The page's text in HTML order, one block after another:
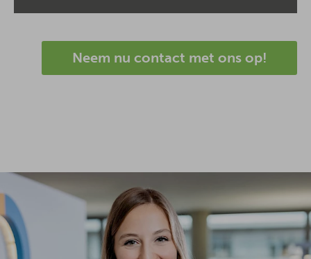
Neem nu contact met ons op!